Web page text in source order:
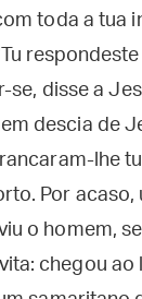
toda a tua
disse a
descia de
lhe
Por
o homem,
chegou ao